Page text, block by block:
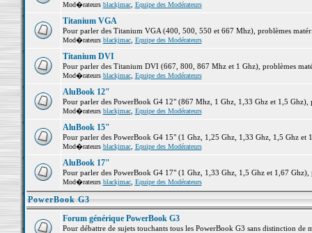
Mod�rateurs blackjmac, Equipe des Modérateurs
Titanium VGA
Pour parler des Titanium VGA (400, 500, 550 et 667 Mhz), problèmes
Mod�rateurs blackjmac, Equipe des Modérateurs
Titanium DVI
Pour parler des Titanium DVI (667, 800, 867 Mhz et 1 Ghz), problèmes
Mod�rateurs blackjmac, Equipe des Modérateurs
AluBook 12"
Pour parler des PowerBook G4 12" (867 Mhz, 1 Ghz, 1,33 Ghz et 1,5 Ghz),
Mod�rateurs blackjmac, Equipe des Modérateurs
AluBook 15"
Pour parler des PowerBook G4 15" (1 Ghz, 1,25 Ghz, 1,33 Ghz, 1,5 Ghz et
Mod�rateurs blackjmac, Equipe des Modérateurs
AluBook 17"
Pour parler des PowerBook G4 17" (1 Ghz, 1,33 Ghz, 1,5 Ghz et 1,67 Ghz),
Mod�rateurs blackjmac, Equipe des Modérateurs
PowerBook G3
Forum générique PowerBook G3
Pour débattre de sujets touchants tous les PowerBook G3 sans distinction de